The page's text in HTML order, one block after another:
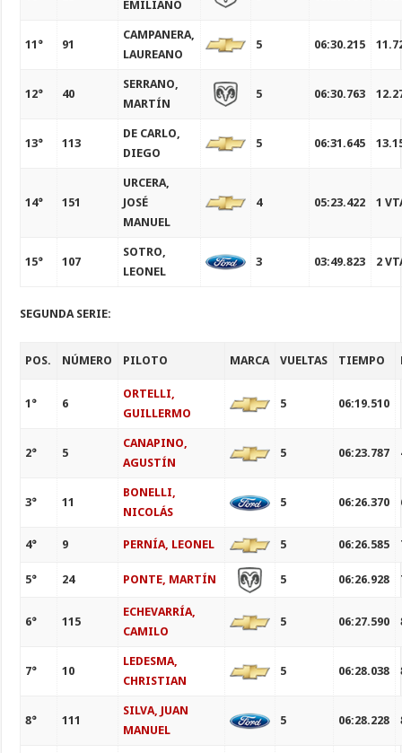
EMILIANO
11° 91
CAMPANERA,
LAUREANO
5 06:30.215
12° 40
SERRANO,
MARTÍN
5 06:30.763
13° 113
DE CARLO,
DIEGO
5 06:31.645
14° 151
URCERA,
JOSÉ
MANUEL
4 05:23.422 1
15° 107
SOTRO,
LEONEL
3 03:49.823 2
SEGUNDA SERIE:
POS. NÚMERO PILOTO MARCA VUELTAS TIEMPO
1° 6
ORTELLI,
GUILLERMO
5 06:19.510
2° 5
CANAPINO,
AGUSTÍN
5 06:23.787
3° 11
BONELLI,
NICOLÁS
5 06:26.370
4° 9 PERNÍA, LEONEL 5 06:26.585
5° 24 PONTE, MARTÍN 5 06:26.928
6° 115
ECHEVARRÍA,
CAMILO
5 06:27.590
7° 10
LEDESMA,
CHRISTIAN
5 06:28.038
8° 111
SILVA, JUAN
MANUEL
5 06:28.228